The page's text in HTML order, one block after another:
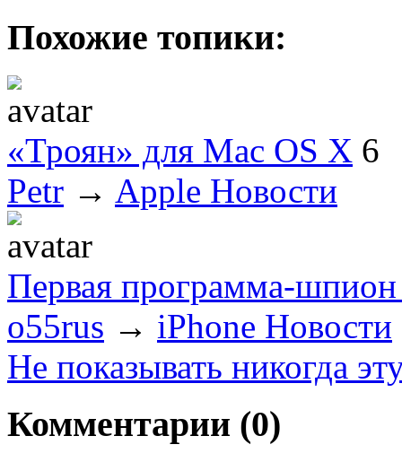
Похожие топики:
«Троян» для Mac OS X 6
Petr → Apple Новости
Первая программа-
o55rus → iPhone Новости
Не показывать никогда
Комментарии (0)